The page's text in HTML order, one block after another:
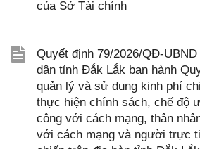
của Sở Tài chính
Quyết định 79/2026/QĐ-
dân tỉnh Đắk Lắk ban hành
quản lý và sử dụng kinh phí
thực hiện chính sách, chế độ
công với cách mạng, thân
với cách mạng và người trực